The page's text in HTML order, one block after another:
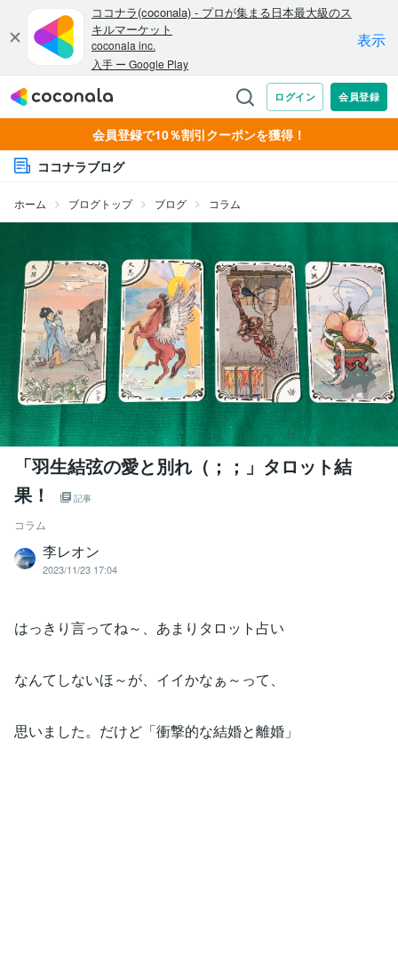
会員登録で10％割引クーポンを獲得！
ココナラブログ
ホーム ブログトップ ブログ コラム
「羽生結弦の愛と別れ（；；」タロット結
果！
記事
コラム
李レオン
2023/11/23 17:04
はっきり言ってね～、あまりタロット占い
なんてしないほ～が、イイかなぁ～って、
思いました。だけど「衝撃的な結婚と離婚」